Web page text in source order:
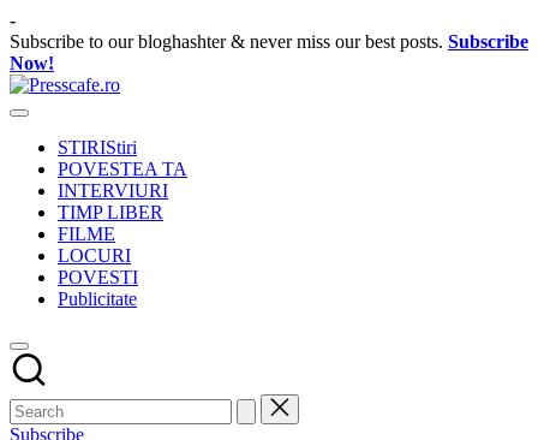
Skip
to
content
-
Subscribe to our bloghashter & never miss our best posts. Subscribe
Now!
Presscafe.ro
Cafeneau
urbaneSTIRIStiri
POVESTEA TA
INTERVIURI
TIMP LIBER
FILME
LOCURI
POVESTI
Publicitate
Subscribe